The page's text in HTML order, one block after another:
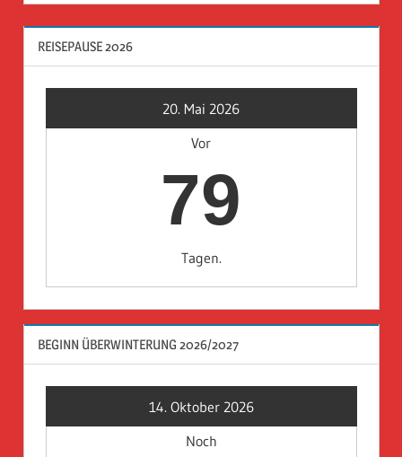
REISEPAUSE 2026
20. Mai 2026
Vor
79
Tagen.
BEGINN ÜBERWINTERUNG 2026/2027
14. Oktober 2026
Noch